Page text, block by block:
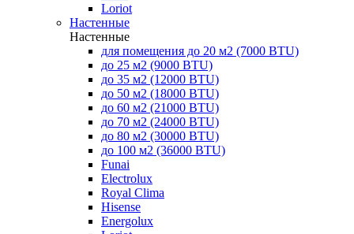
Loriot
Настенные
Настенные
для помещения до 20 м2 (7000 BTU)
до 25 м2 (9000 BTU)
до 35 м2 (12000 BTU)
до 50 м2 (18000 BTU)
до 60 м2 (21000 BTU)
до 70 м2 (24000 BTU)
до 80 м2 (30000 BTU)
до 100 м2 (36000 BTU)
Funai
Electrolux
Royal Clima
Hisense
Energolux